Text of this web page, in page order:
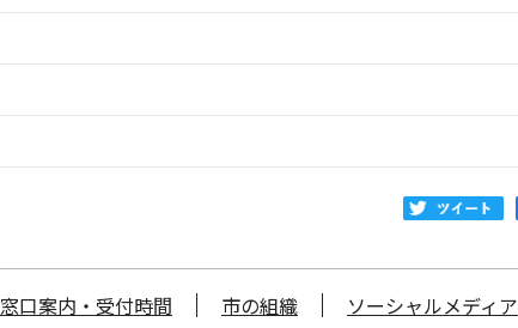
窓口案内・受付時間 市の組織 ソーシャルメディア